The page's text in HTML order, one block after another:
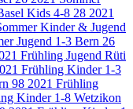
Kids 4-8 28 2021
Kinder & Jugend
Jugend 1-3 Bern 26
Frühling Jugend Rüti
Frühling Kinder 1-3
98 2021 Frühling
Kinder 1-8 Wetzikon